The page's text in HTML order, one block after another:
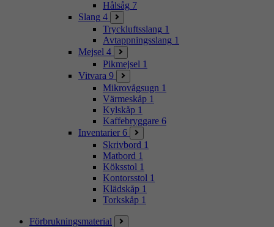
Hålsåg 7
Slang 4
Tryckluftsslang 1
Avtappningsslang 1
Mejsel 4
Pikmejsel 1
Vitvara 9
Mikrovågsugn 1
Värmeskåp 1
Kylskåp 1
Kaffebryggare 6
Inventarier 6
Skrivbord 1
Matbord 1
Köksstol 1
Kontorsstol 1
Klädskåp 1
Torkskåp 1
Förbrukningsmaterial